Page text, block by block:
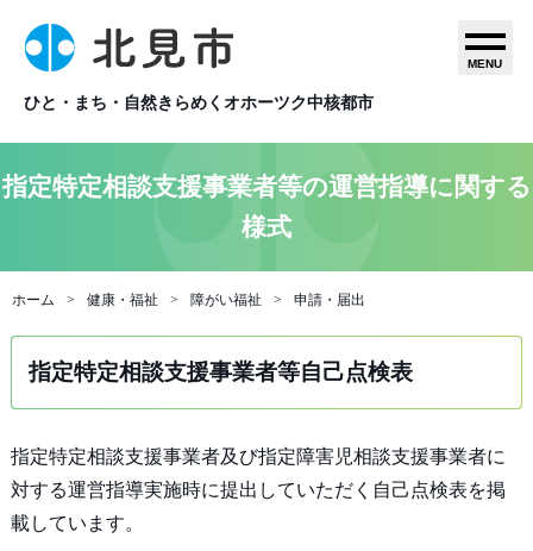
ひと・まち・自然きらめくオホーツク中核都市
MENU
指定特定相談支援事業者等の運営指導に関する
様式
ホーム 健康・福祉 障がい福祉 申請・届出
指定特定相談支援事業者等自己点検表
指定特定相談支援事業者及び指定障害児相談支援事業者に
対する運営指導実施時に提出していただく自己点検表を掲
載しています。